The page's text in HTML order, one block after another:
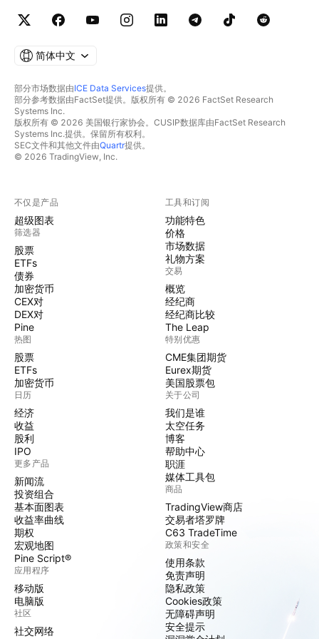
简体中文
部分市场数据由ICE Data Services提供。
部分参考数据由FactSet提供。版权所有 © 2026 FactSet Research
Systems Inc.
版权所有 © 2026 美国银行家协会。CUSIP数据库由FactSet Research
Systems Inc.提供。保留所有权利。
SEC文件和其他文件由Quartr提供。
© 2026 TradingView, Inc.
不仅是产品
超级图表
筛选器
股票
ETFs
债券
加密货币
CEX对
DEX对
Pine
热图
股票
ETFs
加密货币
日历
经济
收益
股利
IPO
更多产品
新闻流
投资组合
基本面图表
收益率曲线
期权
宏观地图
Pine Script®
应用程序
移动版
电脑版
社区
社交网络
工具和订阅
功能特色
价格
市场数据
礼物方案
交易
概览
经纪商
经纪商比较
The Leap
特别优惠
CME集团期货
Eurex期货
美国股票包
关于公司
我们是谁
太空任务
博客
帮助中心
职涯
媒体工具包
商品
TradingView商店
交易者塔罗牌
C63 TradeTime
政策和安全
使用条款
免责声明
隐私政策
Cookies政策
无障碍声明
安全提示